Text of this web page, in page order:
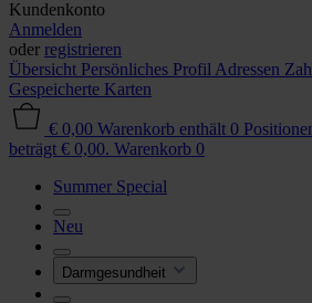
Kundenkonto
Anmelden
oder registrieren
Übersicht Persönliches Profil Adressen
Gespeicherte Karten
€ 0,00 Warenkorb enthält 0
beträgt € 0,00. Warenkorb 0
Summer Special
Neu
Darmgesundheit